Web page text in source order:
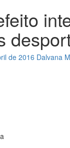
de 2016 Dalvana